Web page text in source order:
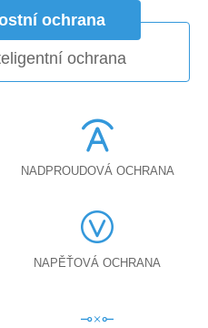
ochrana
ochrana
NADPROUDOVÁ OCHRANA
NAPĚŤOVÁ OCHRANA